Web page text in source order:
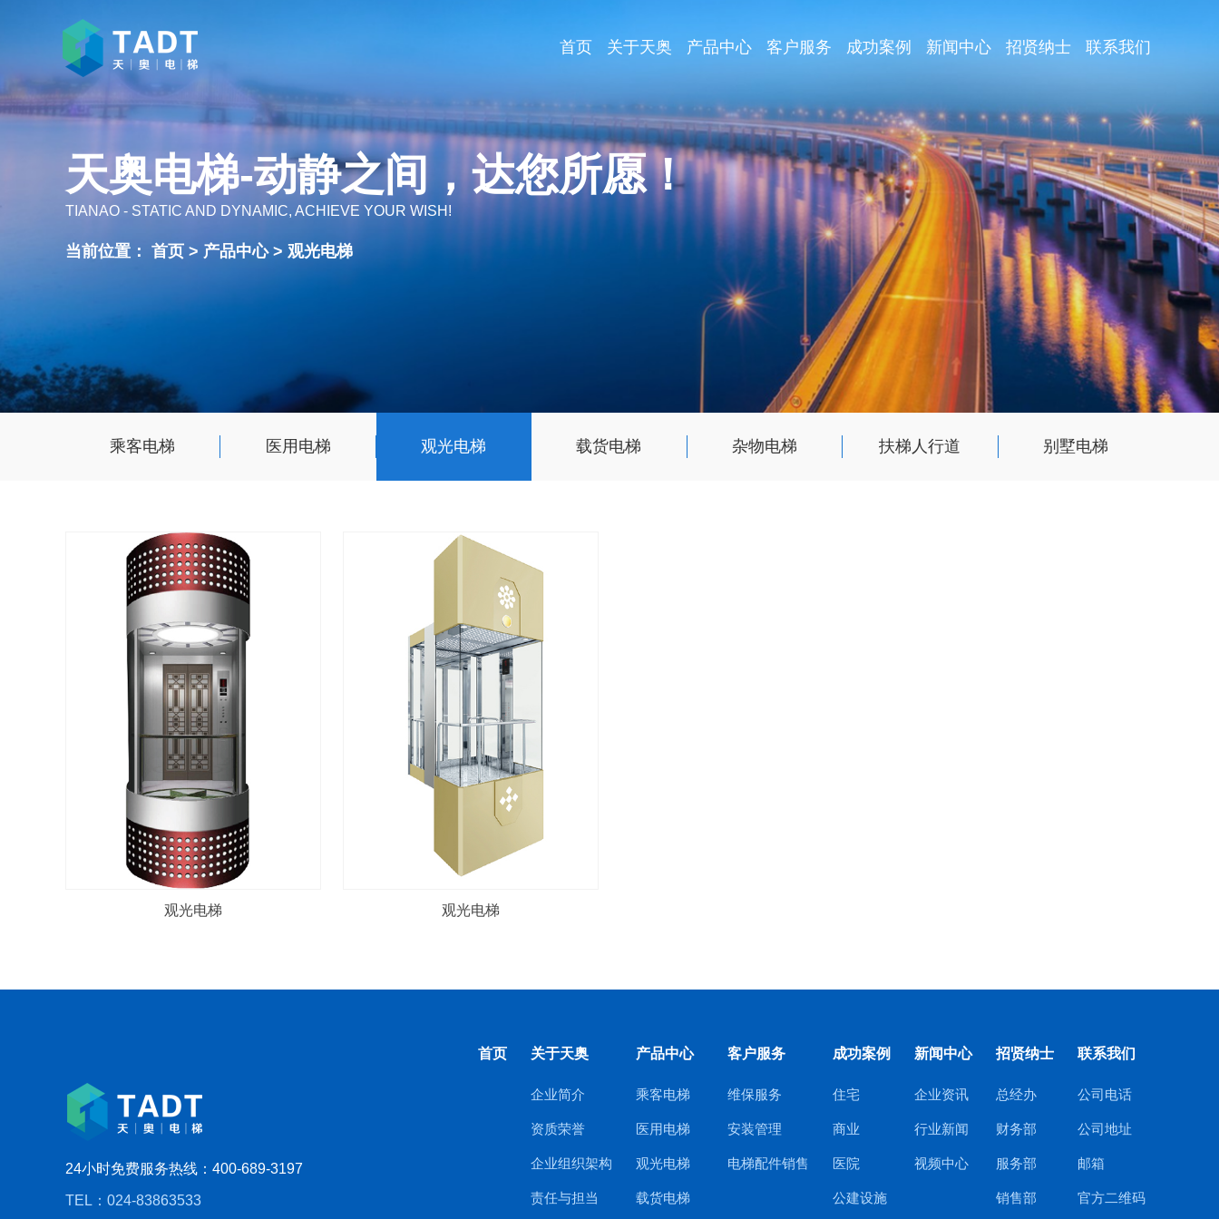
首页 关于天奥 产品中心 客户服务 成功案例 新闻中心 招贤纳士 联系我们
天奥电梯-动静之间，达您所愿！
TIANAO - STATIC AND DYNAMIC, ACHIEVE YOUR WISH!
当前位置： 首页 > 产品中心 > 观光电梯
乘客电梯 医用电梯 观光电梯 载货电梯 杂物电梯 扶梯人行道 别墅电梯
观光电梯 观光电梯
24小时免费服务热线：400-689-3197
TEL：024-83863533
首页 关于天奥
企业简介
资质荣誉
企业组织架构
责任与担当
产品中心
乘客电梯
医用电梯
观光电梯
载货电梯
客户服务
维保服务
安装管理
电梯配件销售
成功案例
住宅
商业
医院
公建设施
新闻中心
企业资讯
行业新闻
视频中心
招贤纳士
总经办
财务部
服务部
销售部
联系我们
公司电话
公司地址
邮箱
官方二维码